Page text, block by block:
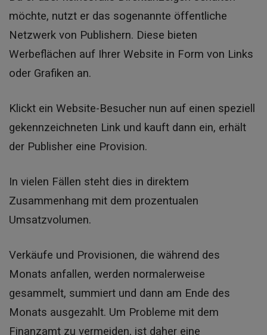
möchte, nutzt er das sogenannte öffentliche
Netzwerk von Publishern. Diese bieten
Werbeflächen auf Ihrer Website in Form von Links
oder Grafiken an.
Klickt ein Website-Besucher nun auf einen speziell
gekennzeichneten Link und kauft dann ein, erhält
der Publisher eine Provision.
In vielen Fällen steht dies in direktem
Zusammenhang mit dem prozentualen
Umsatzvolumen.
Verkäufe und Provisionen, die während des
Monats anfallen, werden normalerweise
gesammelt, summiert und dann am Ende des
Monats ausgezahlt. Um Probleme mit dem
Finanzamt zu vermeiden, ist daher eine